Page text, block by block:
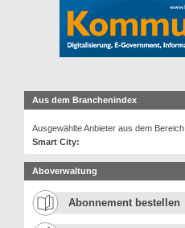
Aus dem Branchenindex
Ausgewählte Anbieter aus dem Bereich
Smart City:
Aboverwaltung
Abonnement bestellen